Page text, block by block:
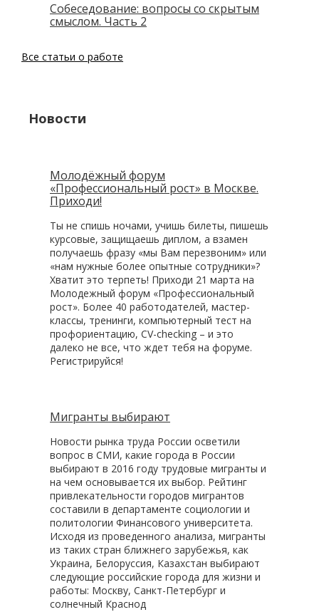
Собеседование: вопросы со скрытым
смыслом. Часть 2
Все статьи о работе
Новости
Молодёжный форум
«Профессиональный рост» в Москве.
Приходи!
Ты не спишь ночами, учишь билеты, пишешь
курсовые, защищаешь диплом, а взамен
получаешь фразу «мы Вам перезвоним» или
«нам нужные более опытные сотрудники»?
Хватит это терпеть! Приходи 21 марта на
Молодежный форум «Профессиональный
рост». Более 40 работодателей, мастер-
классы, тренинги, компьютерный тест на
профориентацию, CV-checking – и это
далеко не все, что ждет тебя на форуме.
Регистрируйся!
Мигранты выбирают
Новости рынка труда России осветили
вопрос в СМИ, какие города в России
выбирают в 2016 году трудовые мигранты и
на чем основывается их выбор. Рейтинг
привлекательности городов мигрантов
составили в департаменте социологии и
политологии Финансового университета.
Исходя из проведенного анализа, мигранты
из таких стран ближнего зарубежья, как
Украина, Белоруссия, Казахстан выбирают
следующие российские города для жизни и
работы: Москву, Санкт-Петербург и
солнечный Краснод